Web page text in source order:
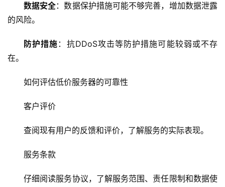
机
术
数据安全：数据保护措施可能不够完善，增加数据泄露
的风险。
防护措施 ：抗DDoS攻击等防护措施可能较弱或不存
在。
如何评估低价服务器的可靠性
客户评价
查阅现有用户的反馈和评价，了解服务的实际表现。
服务条款
仔细阅读服务协议，了解服务范围、责任限制和数据使